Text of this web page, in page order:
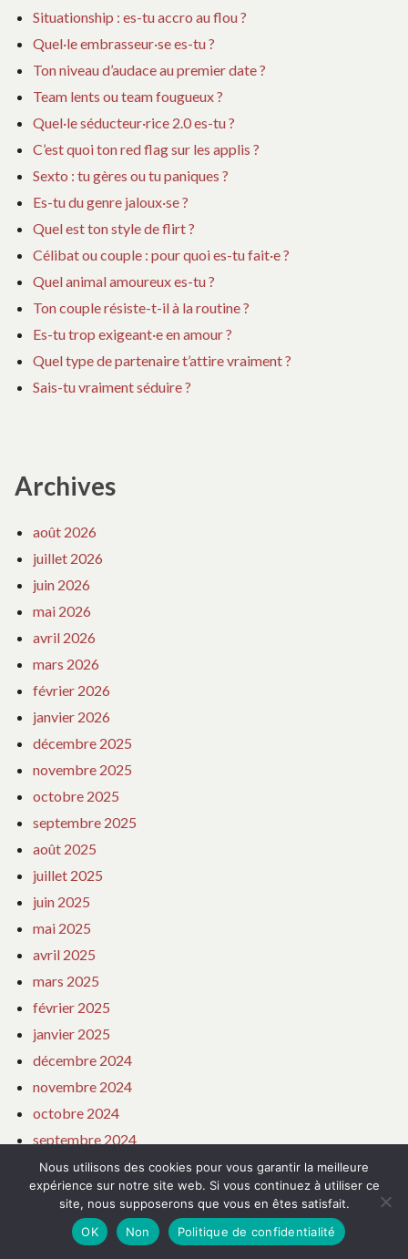
Situationship : es-tu accro au flou ?
Quel·le embrasseur·se es-tu ?
Ton niveau d’audace au premier date ?
Team lents ou team fougueux ?
Quel·le séducteur·rice 2.0 es-tu ?
C’est quoi ton red flag sur les applis ?
Sexto : tu gères ou tu paniques ?
Es-tu du genre jaloux·se ?
Quel est ton style de flirt ?
Célibat ou couple : pour quoi es-tu fait·e ?
Quel animal amoureux es-tu ?
Ton couple résiste-t-il à la routine ?
Es-tu trop exigeant·e en amour ?
Quel type de partenaire t’attire vraiment ?
Sais-tu vraiment séduire ?
Archives
août 2026
juillet 2026
juin 2026
mai 2026
avril 2026
mars 2026
février 2026
janvier 2026
décembre 2025
novembre 2025
octobre 2025
septembre 2025
août 2025
juillet 2025
juin 2025
mai 2025
avril 2025
mars 2025
février 2025
janvier 2025
décembre 2024
novembre 2024
octobre 2024
septembre 2024
août 2024
juillet 2024
juin 2024
avril 2024
Nous utilisons des cookies pour vous garantir la meilleure
expérience sur notre site web. Si vous continuez à utiliser ce
site, nous supposerons que vous en êtes satisfait.
OK
Non Politique de confidentialité